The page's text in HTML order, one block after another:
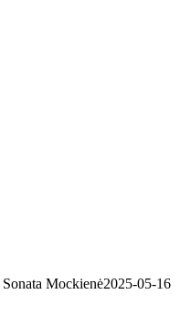
Sonata Mockienė2025-05-16